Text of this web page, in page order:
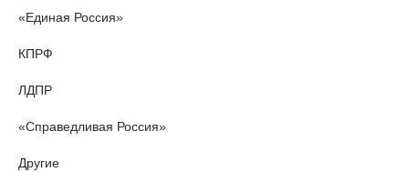
«Единая Россия»
КПРФ
ЛДПР
«Справедливая Россия»
Другие